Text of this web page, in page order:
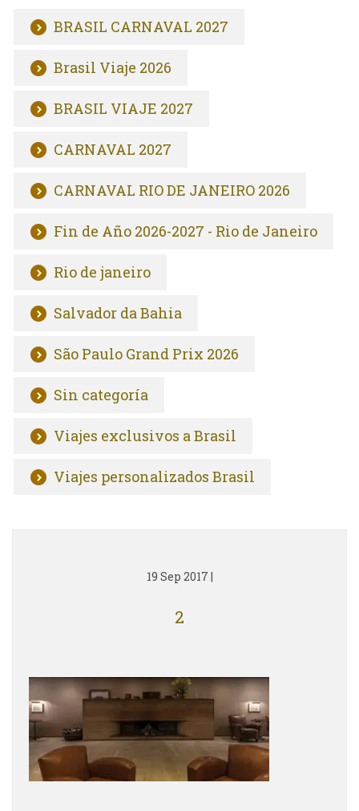
BRASIL CARNAVAL 2027
Brasil Viaje 2026
BRASIL VIAJE 2027
CARNAVAL 2027
CARNAVAL RIO DE JANEIRO 2026
Fin de Año 2026-2027 - Rio de Janeiro
Rio de janeiro
Salvador da Bahia
São Paulo Grand Prix 2026
Sin categoría
Viajes exclusivos a Brasil
Viajes personalizados Brasil
19 Sep 2017 |
2